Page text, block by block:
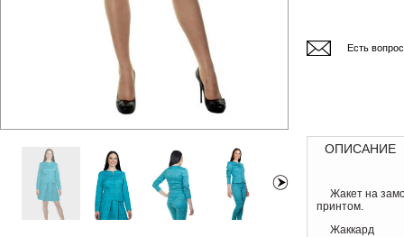
Есть
ОПИСАНИЕ
Жакет на
принтом.
Жаккард